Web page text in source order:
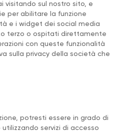
visitando sul nostro sito, e
per abilitare la funzione
e i widget dei social media
terzo o ospitati direttamente
con queste funzionalità
sulla privacy della società che
potresti essere in grado di
servizi di accesso